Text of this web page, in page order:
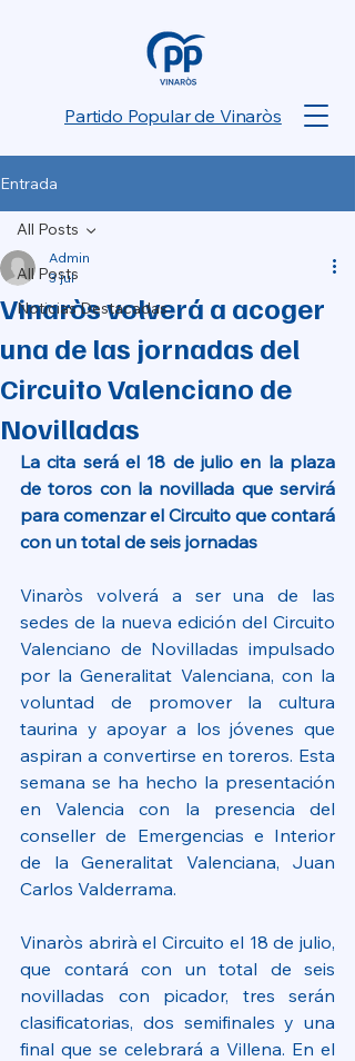
Partido Popular de Vinaròs
Entrada
All Posts
Noticias Destacadas
All Posts
Vinaròs volverá a acoger
una de las jornadas del
Circuito Valenciano de
Novilladas
Admin
3 jul
La cita será el 18 de julio en la plaza
de toros con la novillada que servirá
para comenzar el Circuito que contará
con un total de seis jornadas
Vinaròs volverá a ser una de las
sedes de la nueva edición del Circuito
Valenciano de Novilladas impulsado
por la Generalitat Valenciana, con la
voluntad de promover la cultura
taurina y apoyar a los jóvenes que
aspiran a convertirse en toreros. Esta
semana se ha hecho la presentación
en Valencia con la presencia del
conseller de Emergencias e Interior
de la Generalitat Valenciana, Juan
Carlos Valderrama.
Vinaròs abrirà el Circuito el 18 de julio,
que contará con un total de seis
novilladas con picador, tres serán
clasificatorias, dos semifinales y una
final que se celebrará a Villena. En el